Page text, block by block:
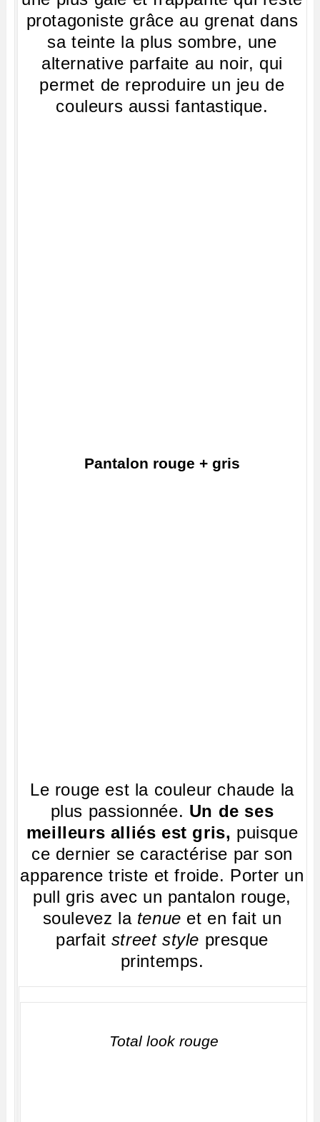
protagoniste grâce au grenat dans
sa teinte la plus sombre, une
alternative parfaite au noir, qui
permet de reproduire un jeu de
couleurs aussi fantastique.
Pantalon rouge + gris
Le rouge est la couleur chaude la
plus passionnée. Un de ses
meilleurs alliés est gris, puisque
ce dernier se caractérise par son
apparence triste et froide. Porter un
pull gris avec un pantalon rouge,
soulevez la tenue et en fait un
parfait street style presque
printemps.
Total look rouge